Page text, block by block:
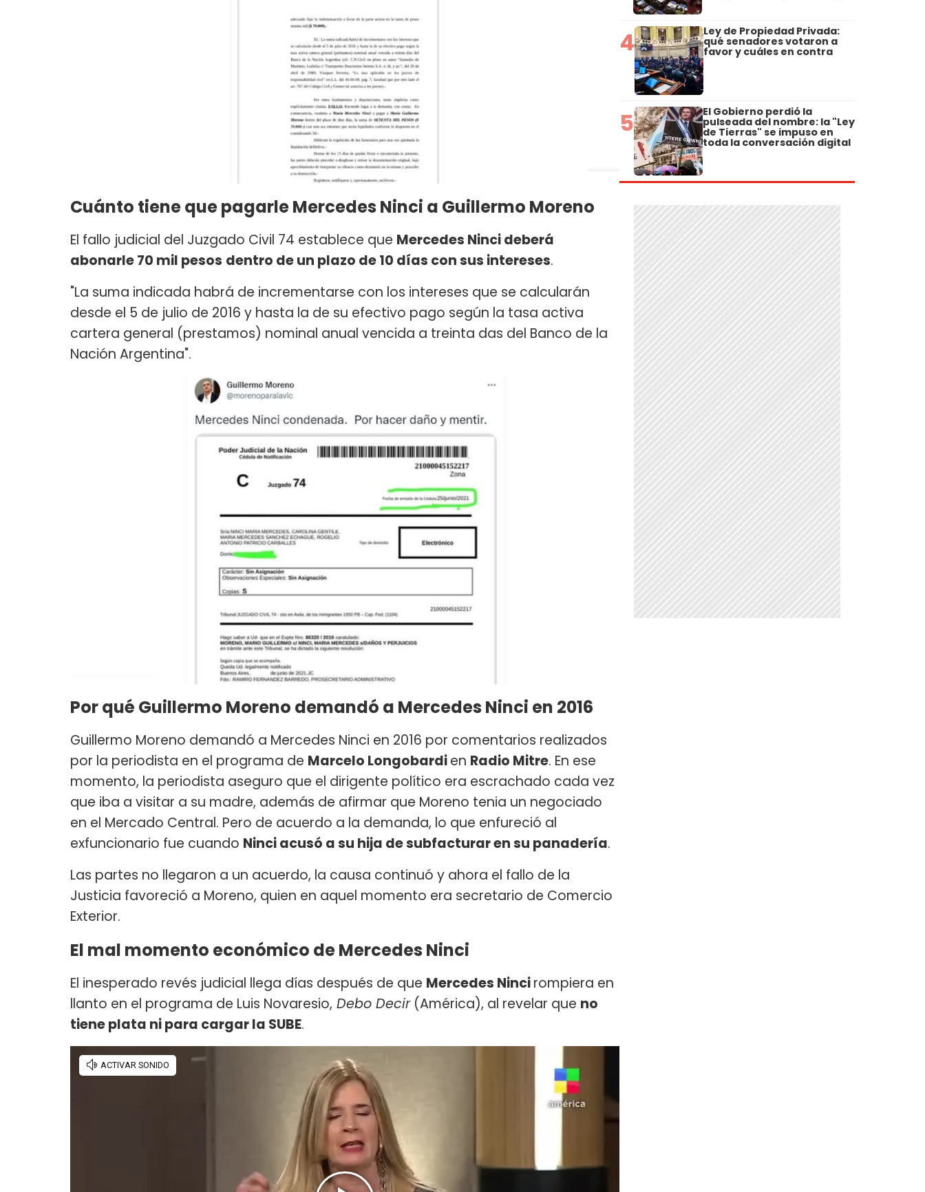
Cuánto tiene que pagarle Mercedes Ninci a Guillermo Moreno
El fallo judicial del Juzgado Civil 74 establece que Mercedes Ninci deberá
abonarle 70 mil pesos dentro de un plazo de 10 días con sus intereses.
"La suma indicada habrá de incrementarse con los intereses que se calcularán
desde el 5 de julio de 2016 y hasta la de su efectivo pago según la tasa activa
cartera general (prestamos) nominal anual vencida a treinta das del Banco de la
Nación Argentina".
Por qué Guillermo Moreno demandó a Mercedes Ninci en 2016
Guillermo Moreno demandó a Mercedes Ninci en 2016 por comentarios realizados
por la periodista en el programa de Marcelo Longobardien Radio Mitre. En ese
momento, la periodista aseguro que el dirigente político era escrachado cada vez
que iba a visitar a su madre, además de afirmar que Moreno tenia un negociado
en el Mercado Central. Pero de acuerdo a la demanda, lo que enfureció al
exfuncionario fue cuando Ninci acusó a su hija de subfacturar en su panadería.
Las partes no llegaron a un acuerdo, la causa continuó y ahora el fallo de la
Justicia favoreció a Moreno, quien en aquel momento era secretario de Comercio
Exterior.
El mal momento económico de Mercedes Ninci
El inesperado revés judicial llega días después de que Mercedes Nincirompiera en
llanto en el programa de Luis Novaresio, Debo Decir(América), al revelar que no
tiene plata ni para cargar la SUBE.
4 Ley de Propiedad Privada:
qué senadores votaron a
favor y cuáles en contra
5 El Gobierno perdió la
pulseada del nombre: la "Ley
de Tierras" se impuso en
toda la conversación digital